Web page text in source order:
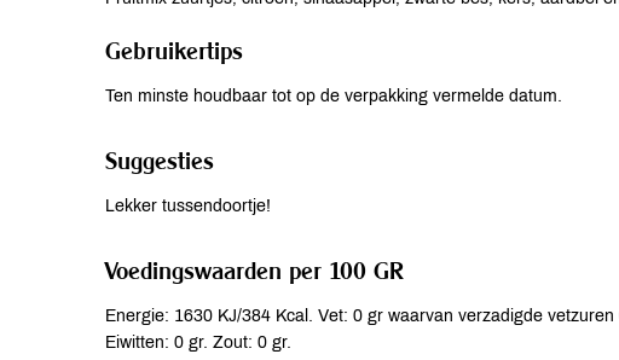
Gebruikertips
Ten minste houdbaar tot op de verpakking vermelde datum.
Suggesties
Lekker tussendoortje!
Voedingswaarden per 100 GR
Energie: 1630 KJ/384 Kcal. Vet: 0 gr waarvan verzadigde
Eiwitten: 0 gr. Zout: 0 gr.